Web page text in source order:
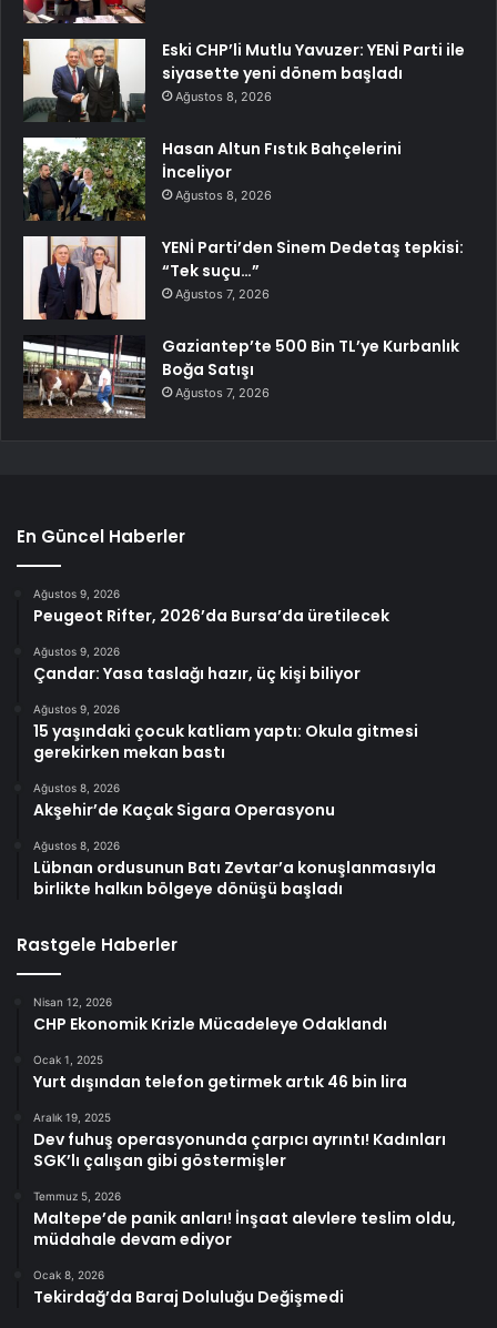
Eski CHP’li Mutlu Yavuzer: YENİ Parti ile
siyasette yeni dönem başladı
Ağustos 8, 2026
Hasan Altun Fıstık Bahçelerini
İnceliyor
Ağustos 8, 2026
YENİ Parti’den Sinem Dedetaş tepkisi:
“Tek suçu…”
Ağustos 7, 2026
Gaziantep’te 500 Bin TL’ye Kurbanlık
Boğa Satışı
Ağustos 7, 2026
En Güncel Haberler
Ağustos 9, 2026
Peugeot Rifter, 2026’da Bursa’da üretilecek
Ağustos 9, 2026
Çandar: Yasa taslağı hazır, üç kişi biliyor
Ağustos 9, 2026
15 yaşındaki çocuk katliam yaptı: Okula gitmesi
gerekirken mekan bastı
Ağustos 8, 2026
Akşehir’de Kaçak Sigara Operasyonu
Ağustos 8, 2026
Lübnan ordusunun Batı Zevtar’a konuşlanmasıyla
birlikte halkın bölgeye dönüşü başladı
Rastgele Haberler
Nisan 12, 2026
CHP Ekonomik Krizle Mücadeleye Odaklandı
Ocak 1, 2025
Yurt dışından telefon getirmek artık 46 bin lira
Aralık 19, 2025
Dev fuhuş operasyonunda çarpıcı ayrıntı! Kadınları
SGK’lı çalışan gibi göstermişler
Temmuz 5, 2026
Maltepe’de panik anları! İnşaat alevlere teslim oldu,
müdahale devam ediyor
Ocak 8, 2026
Tekirdağ’da Baraj Doluluğu Değişmedi